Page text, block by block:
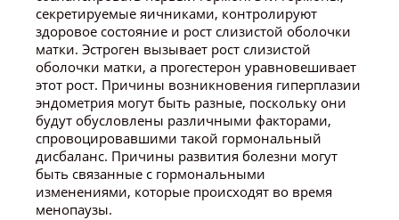
секретируемые яичниками, контролируют
здоровое состояние и рост слизистой оболочки
матки. Эстроген вызывает рост слизистой
оболочки матки, а прогестерон уравновешивает
этот рост. Причины возникновения гиперплазии
эндометрия могут быть разные, поскольку они
будут обусловлены различными факторами,
спровоцировавшими такой гормональный
дисбаланс. Причины развития болезни могут
быть связанные с гормональными
изменениями, которые происходят во время
менопаузы.